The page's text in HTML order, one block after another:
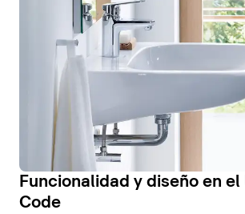
Funcionalidad y diseño en el
Code